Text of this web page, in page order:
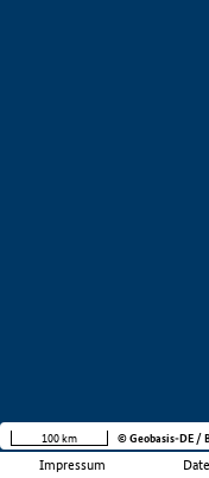
Impressum
100 km © Geobasis-DE /